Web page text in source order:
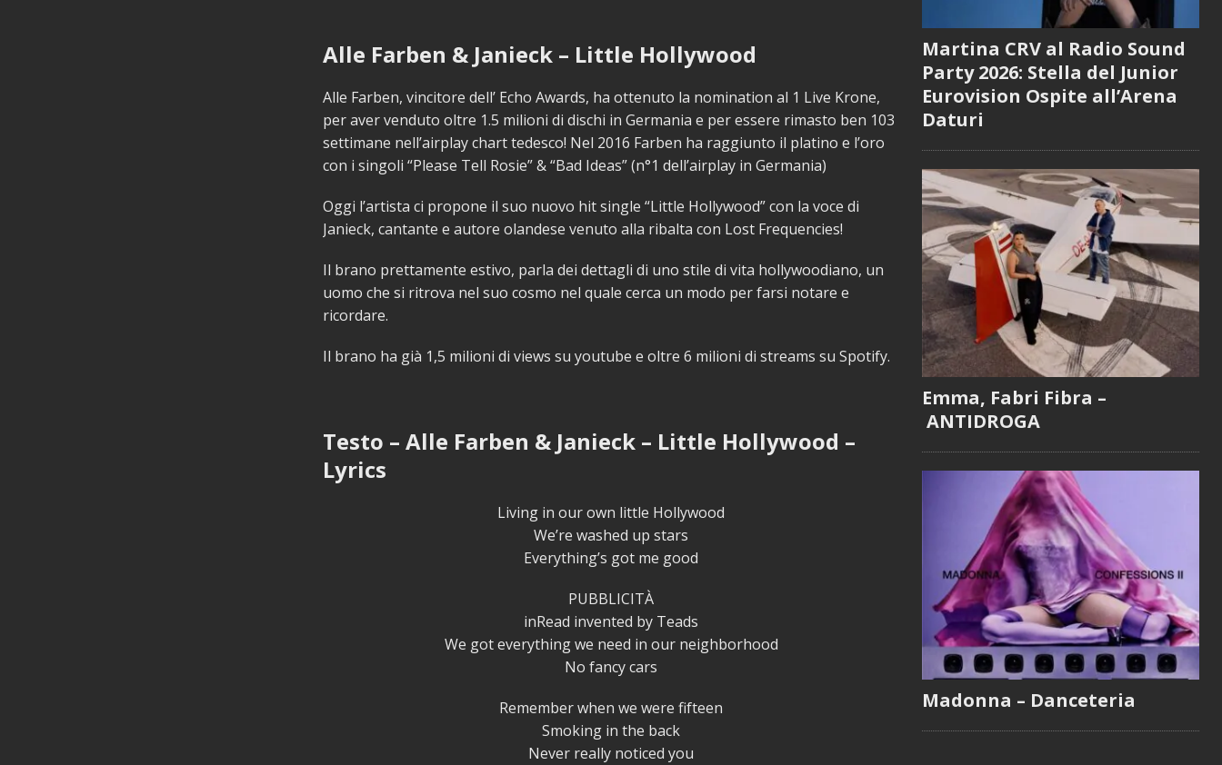
Alle Farben & Janieck – Little Hollywood
Alle Farben, vincitore dell’ Echo Awards, ha ottenuto la nomination al 1 Live Krone,
per aver venduto oltre 1.5 milioni di dischi in Germania e per essere rimasto ben 103
settimane nell’airplay chart tedesco! Nel 2016 Farben ha raggiunto il platino e l’oro
con i singoli “Please Tell Rosie” & “Bad Ideas” (n°1 dell’airplay in Germania)
Oggi l’artista ci propone il suo nuovo hit single “Little Hollywood” con la voce di
Janieck, cantante e autore olandese venuto alla ribalta con Lost Frequencies!
Il brano prettamente estivo, parla dei dettagli di uno stile di vita hollywoodiano, un
uomo che si ritrova nel suo cosmo nel quale cerca un modo per farsi notare e
ricordare.
Il brano ha già 1,5 milioni di views su youtube e oltre 6 milioni di streams su Spotify.
Testo – Alle Farben & Janieck – Little Hollywood –
Lyrics
Living in our own little Hollywood
We’re washed up stars
Everything’s got me good
PUBBLICITÀ
inRead invented by Teads
We got everything we need in our neighborhood
No fancy cars
Remember when we were fifteen
Smoking in the back
Never really noticed you
Martina CRV al Radio Sound
Party 2026: Stella del Junior
Eurovision Ospite all’Arena
Daturi
Emma, Fabri Fibra –
ANTIDROGA
Madonna – Danceteria